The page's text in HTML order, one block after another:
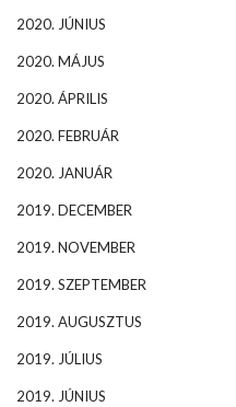
2020. JÚNIUS
2020. MÁJUS
2020. ÁPRILIS
2020. FEBRUÁR
2020. JANUÁR
2019. DECEMBER
2019. NOVEMBER
2019. SZEPTEMBER
2019. AUGUSZTUS
2019. JÚLIUS
2019. JÚNIUS